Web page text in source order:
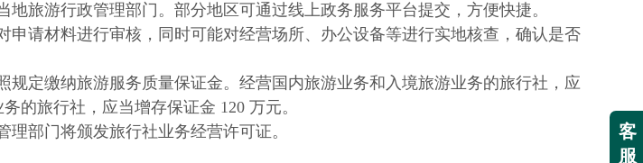
地旅游行政管理部门。部分地区可通过线上政务服务平台提交，方便快捷。
申请材料进行审核，同时可能对经营场所、办公设备等进行实地核查，确认是否
规定缴纳旅游服务质量保证金。经营国内旅游业务和入境旅游业务的旅行社，应
的旅行社，应当增存保证金 120 万元。
理部门将颁发旅行社业务经营许可证。
客
服